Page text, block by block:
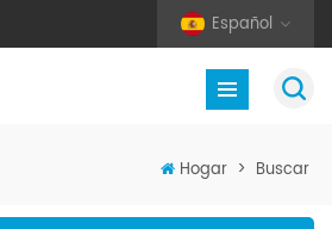
Español
Hogar > Buscar